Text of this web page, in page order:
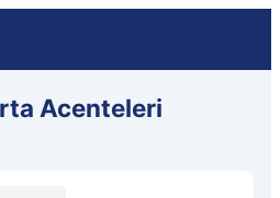
Acenteleri